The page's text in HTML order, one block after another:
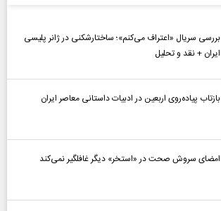
بررسی سریال «اعتراف می‌کنم»؛ ساختارشکنی در ژانر پلیسی
ایران + نقد و تحلیل
بازتاب پیاده‌روی اربعین در ادبیات داستانی معاصر ایران
امضای سروش صحت در «استخر» دیگر غافلگیر نمی‌کند